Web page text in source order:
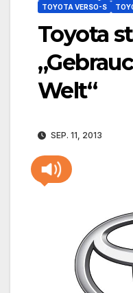
TOYOTA VERSO-S
Toyota
Welt“
SEP. 11, 2013